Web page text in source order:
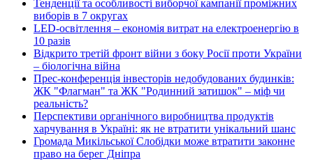
Тенденції та особливості виборчої кампанії проміжних
виборів в 7 округах
LED-освітлення – економія витрат на електроенергію в
10 разів
Відкрито третій фронт війни з боку Росії проти України
– біологічна війна
Прес-конференція інвесторів недобудованих будинків:
ЖК "Флагман" та ЖК "Родинний затишок" – міф чи
реальність?
Перспективи органічного виробництва продуктів
харчування в Україні: як не втратити унікальний шанс
Громада Микільської Слобідки може втратити законне
право на берег Дніпра